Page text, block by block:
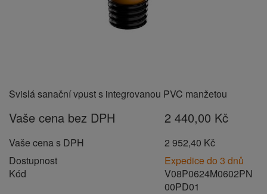
Svislá sanační vpust s integrovanou PVC manžetou
Vaše cena bez DPH 2 440,00 Kč
Vaše cena s DPH
2 952,40 Kč
Dostupnost
Expedice do 3 dnů
Kód
V08P0624M0602PN
00PD01